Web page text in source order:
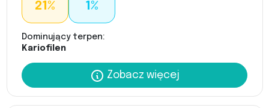
21% 1%
Dominujący terpen:
Kariofilen
Zobacz więcej